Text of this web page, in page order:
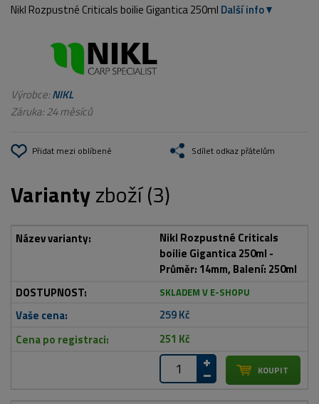
Nikl Rozpustné Criticals boilie Gigantica 250ml Další info
Výrobce:NIKL
Záruka: 24 měsíců
Přidat mezi oblíbené Sdílet odkaz přátelům
Variantyzboží (3)
Nikl Rozpustné Criticals
boilie Gigantica 250ml -
Průměr: 14mm, Balení: 250ml
SKLADEM V E-SHOPU
259 Kč
251 Kč